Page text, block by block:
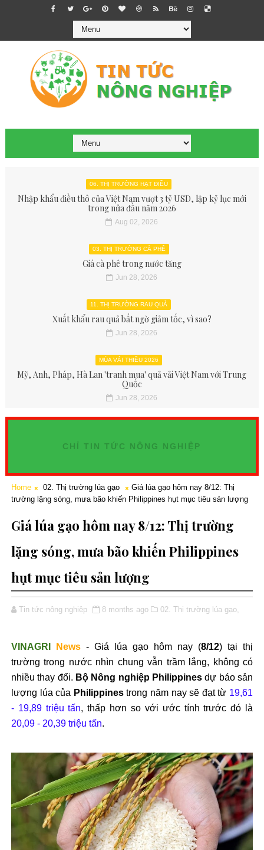
06. THỊ TRƯỜNG HẠT ĐIỀU
Nhập khẩu điều thô của Việt Nam vượt 3 tỷ USD, lập kỷ lục mới
trong nửa đầu năm 2026
Aug 02, 2026
03. THỊ TRƯỜNG CÀ PHÊ
Giá cà phê trong nước tăng
Jun 28, 2026
11. THỊ TRƯỜNG RAU QUẢ
Xuất khẩu rau quả bất ngờ giảm tốc, vì sao?
Jun 28, 2026
MÙA VẢI THIỀU 2026
Mỹ, Anh, Pháp, Hà Lan 'tranh mua' quả vải Việt Nam với Trung
Quốc
Jun 28, 2026
CHỈ TIN TỨC NÔNG NGHIỆP
Home 02. Thị trường lúa gạo
Giá lúa gạo hôm nay 8/12: Thị
trường lặng sóng, mưa bão khiến Philippines hụt mục tiêu sản lượng
Giá lúa gạo hôm nay 8/12: Thị trường
lặng sóng, mưa bão khiến Philippines
hụt mục tiêu sản lượng
Tin tức nông nghiệp 8 months ago 02. Thị trường lúa gạo,
VINAGRI News- Giá lúa gạo hôm nay (8/12) tại thị
trường trong nước nhìn chung vẫn trầm lắng, không có
nhiều thay đổi. Bộ Nông nghiệp Philippines dự báo sản
lượng lúa của Philippinestrong năm nay sẽ đạt từ 19,61
- 19,89 triệu tấn, thấp hơn so với ước tính trước đó là
20,09 - 20,39 triệu tấn.